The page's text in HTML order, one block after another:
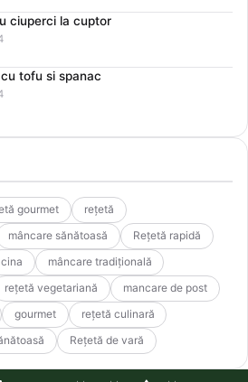
ciuperci la cuptor
tofu si spanac
gourmet
rețetă
mâncare sănătoasă
Rețetă rapidă
cina
mâncare tradițională
rețetă vegetariană
mancare de post
gourmet
rețetă culinară
Rețetă de vară